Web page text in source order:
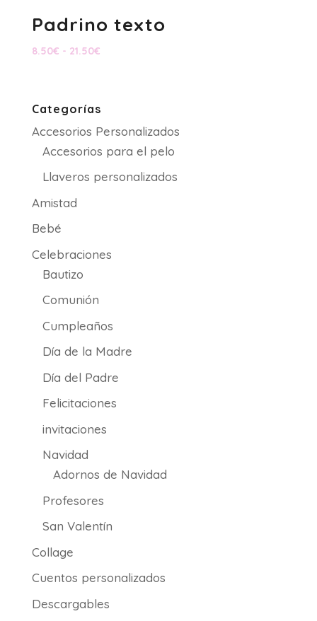
Padrino texto
8.50€ - 21.50€Rango
8.50€
hasta
21.50€
Categorías
Accesorios Personalizados
Accesorios para el pelo
Llaveros personalizados
Amistad
Bebé
Celebraciones
Bautizo
Comunión
Cumpleaños
Día de la Madre
Día del Padre
Felicitaciones
invitaciones
Navidad
Adornos de Navidad
Profesores
San Valentín
Collage
Cuentos personalizados
Descargables